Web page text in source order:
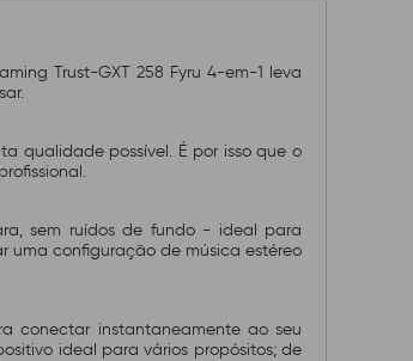
Trust-GXT 258 Fyru 4-em-1 leva
qualidade possível. É por isso que o
sem ruídos de fundo - ideal para
uma configuração de música estéreo
conectar instantaneamente ao seu
ideal para vários propósitos; de